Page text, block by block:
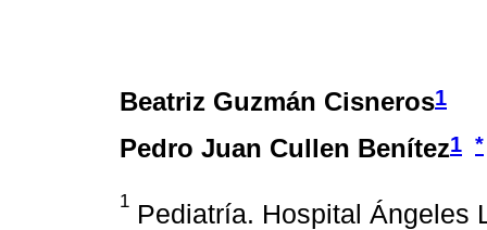
Beatriz Guzmán Cisneros1
Pedro Juan Cullen Benítez1 *
1 Pediatría. Hospital Ángeles